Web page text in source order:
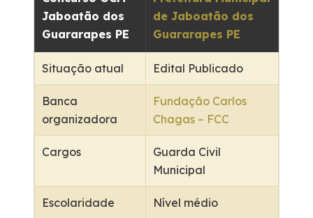
Jaboatão dos
Guararapes PE
de Jaboatão dos
Guararapes PE
Situação atual Edital Publicado
Banca
organizadora
Fundação Carlos
Chagas – FCC
Cargos
Guarda Civil
Municipal
Escolaridade Nível médio